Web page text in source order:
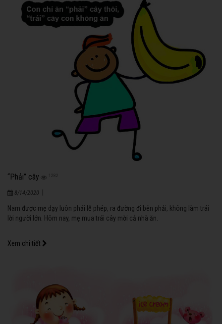
“Phải” cây 1282
8/14/2020
Nam được mẹ dạy luôn phải lễ phép, ra đường đi bên phải, không làm trái
lời người lớn. Hôm nay, mẹ mua trái cây mời cả nhà ăn.
Xem chi tiết